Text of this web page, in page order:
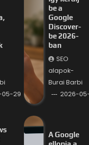
05-29
be a
Google
Discover-
be 2026-
ban
SEO
alapok-
Burai Barbi
2026-
A Google